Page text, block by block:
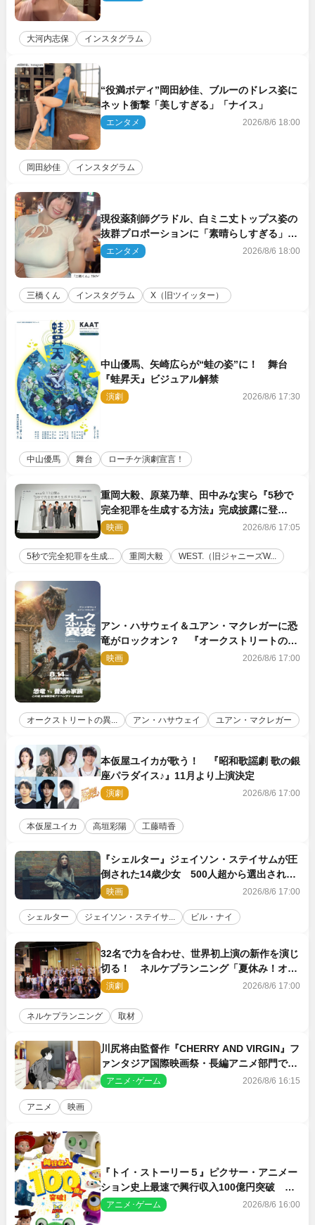
大河内志保 インスタグラム
“役満ボディ”岡田紗佳、ブルーのドレス姿に
ネット衝撃「美しすぎる」「ナイス」
エンタメ 2026/8/6 18:00
岡田紗佳 インスタグラム
現役薬剤師グラドル、白ミニ丈トップス姿の
抜群プロポーションに「素晴らしすぎる」
「すっっっご！」とネット絶賛
エンタメ 2026/8/6 18:00
三橋くん インスタグラム X（旧ツイッター）
中山優馬、矢崎広らが“蛙の姿”に！ 舞台
『蛙昇天』ビジュアル解禁
演劇 2026/8/6 17:30
中山優馬 舞台 ローチケ演劇宣言！
重岡大毅、原菜乃華、田中みな実ら『5秒で
完全犯罪を生成する方法』完成披露に登
壇！ それぞれのAI活用術も発表
映画 2026/8/6 17:05
5秒で完全犯罪を生成... 重岡大毅 WEST.（旧ジャニーズW...
アン・ハサウェイ＆ユアン・マクレガーに恐
竜がロックオン？ 『オークストリートの異
変』新ビジュアル＆本編映像初解禁
映画 2026/8/6 17:00
オークストリートの異... アン・ハサウェイ ユアン・マクレガー
本仮屋ユイカが歌う！ 『昭和歌謡劇 歌の銀
座パラダイス♪』11月より上演決定
演劇 2026/8/6 17:00
本仮屋ユイカ 高垣彩陽 工藤晴香
『シェルター』ジェイソン・ステイサムが圧
倒された14歳少女 500人超から選出された
新鋭ボディ・レイ・ブレスナックとは
映画 2026/8/6 17:00
シェルター ジェイソン・ステイサ... ビル・ナイ
32名で力を合わせ、世界初上演の新作を演じ
切る！ ネルケプランニング「夏休み！オ
ン・ワークショップ2026」レポート【最終
日】
演劇 2026/8/6 17:00
ネルケプランニング 取材
川尻将由監督作『CHERRY AND VIRGIN』フ
ァンタジア国際映画祭・長編アニメ部門で観
客賞・金賞受賞！
アニメ･ゲーム 2026/8/6 16:15
アニメ 映画
『トイ・ストーリー５』ピクサー・アニメー
ション史上最速で興行収入100億円突破 シ
リーズNo.1興収が目前
アニメ･ゲーム 2026/8/6 16:00